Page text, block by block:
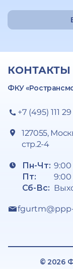
КОНТАКТЫ
ФКУ
+7 (495) 111 29
127055,
стр.2-4
Пн-Чт:
Пт:
Сб-Вс:
9:00
9:00
© 2026